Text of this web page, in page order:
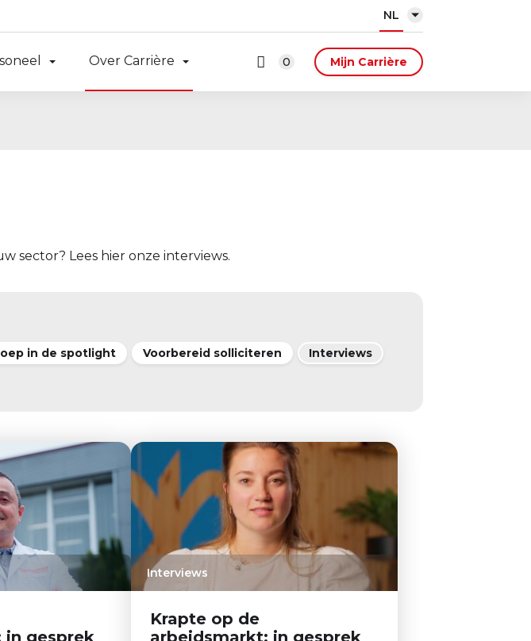
NL
Over Carrière 0 Mijn Carrière
sector? Lees hier onze interviews.
in de spotlight Voorbereid solliciteren
Interviews
in gesprek
Interviews
Krapte op de
arbeidsmarkt: in gesprek